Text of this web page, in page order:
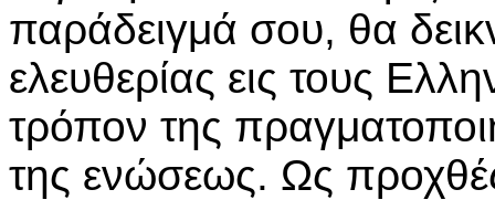
παράδειγμά σου, θα
ελευθερίας εις τους
τρόπον της
της ενώσεως. Ως